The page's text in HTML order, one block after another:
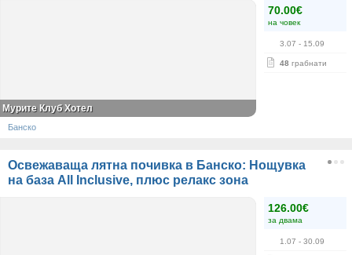
70.00€
на човек
3.07 - 15.09
48 грабнати
Мурите Клуб Хотел
Банско
Освежаваща лятна почивка в Банско: Нощувка
на база All Inclusive, плюс релакс зона
126.00€
за двама
1.07 - 30.09